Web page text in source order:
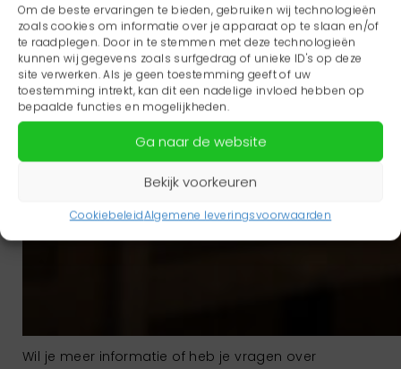
Om de beste ervaringen te bieden, gebruiken wij technologieën
zoals cookies om informatie over je apparaat op te slaan en/of
te raadplegen. Door in te stemmen met deze technologieën
kunnen wij gegevens zoals surfgedrag of unieke ID's op deze
site verwerken. Als je geen toestemming geeft of uw
toestemming intrekt, kan dit een nadelige invloed hebben op
bepaalde functies en mogelijkheden.
Ga naar de website
Bekijk voorkeuren
CookiebeleidAlgemene leveringsvoorwaarden
Wil je meer informatie of heb je vragen over